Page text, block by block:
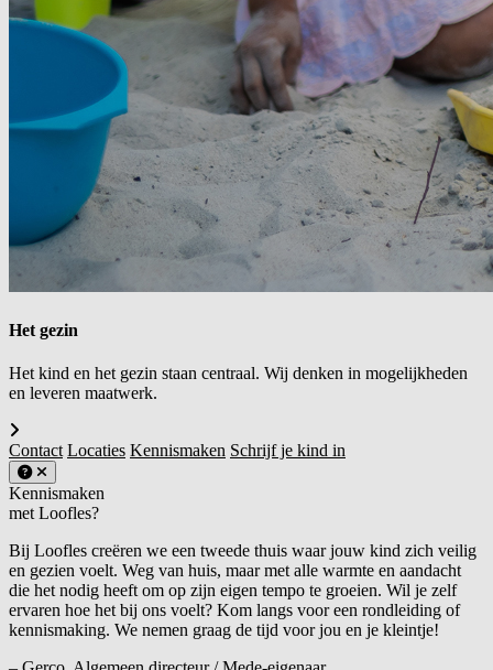
Het gezin
Het kind en het gezin staan centraal. Wij denken in mogelijkheden
en leveren maatwerk.
Contact Locaties Kennismaken Schrijf je kind in
Kennismaken
met Loofles?
Bij Loofles creëren we een tweede thuis waar jouw kind zich veilig
en gezien voelt. Weg van huis, maar met alle warmte en aandacht
die het nodig heeft om op zijn eigen tempo te groeien. Wil je zelf
ervaren hoe het bij ons voelt? Kom langs voor een rondleiding of
kennismaking. We nemen graag de tijd voor jou en je kleintje!